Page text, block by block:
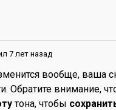
7 лет назад
вообще, ваша
Обратите внимание,
тона, чтобы